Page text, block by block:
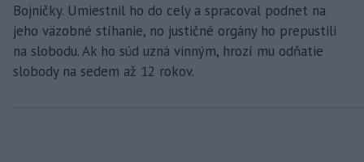
Bojničky. Umiestnil ho do cely a spracoval podnet na
jeho väzobné stíhanie, no justičné orgány ho prepustili
na slobodu. Ak ho súd uzná vinným, hrozí mu odňatie
slobody na sedem až 12 rokov.